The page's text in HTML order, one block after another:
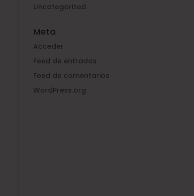
Uncategorized
Meta
Acceder
Feed de entradas
Feed de comentarios
WordPress.org